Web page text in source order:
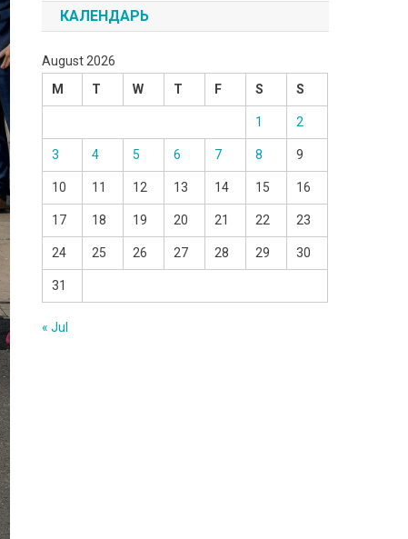
КАЛЕНДАРЬ
August 2026
M
T W T F S S
1 2
3 4 5 6 7 8 9
10 11 12 13 14 15 16
17 18 19 20 21 22 23
24 25 26 27 28 29 30
31
« Jul